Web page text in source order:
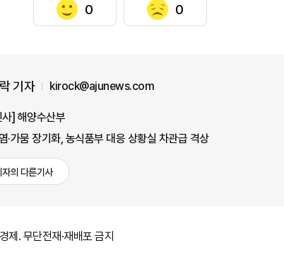
0 0
기자 kirock@ajunews.com
사] 해양수산부
·가뭄 장기화, 농식품부 대응 상황실 차관급 격상
자의 다른기사
. 무단전재·재배포 금지